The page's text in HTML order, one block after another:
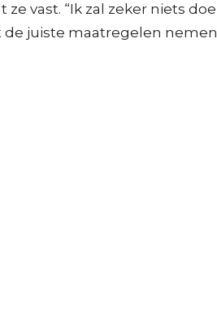
vast. “Ik zal zeker niets
juiste maatregelen